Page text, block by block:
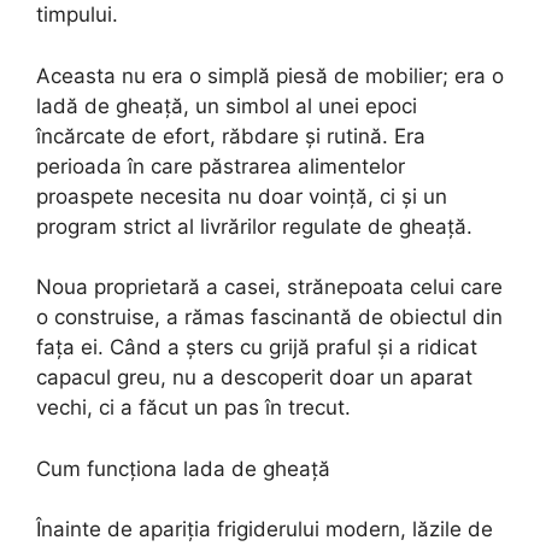
timpului.
Aceasta nu era o simplă piesă de mobilier; era o
ladă de gheață, un simbol al unei epoci
încărcate de efort, răbdare și rutină. Era
perioada în care păstrarea alimentelor
proaspete necesita nu doar voință, ci și un
program strict al livrărilor regulate de gheață.
Noua proprietară a casei, strănepoata celui care
o construise, a rămas fascinantă de obiectul din
fața ei. Când a șters cu grijă praful și a ridicat
capacul greu, nu a descoperit doar un aparat
vechi, ci a făcut un pas în trecut.
Cum funcționa lada de gheață
Înainte de apariția frigiderului modern, lăzile de